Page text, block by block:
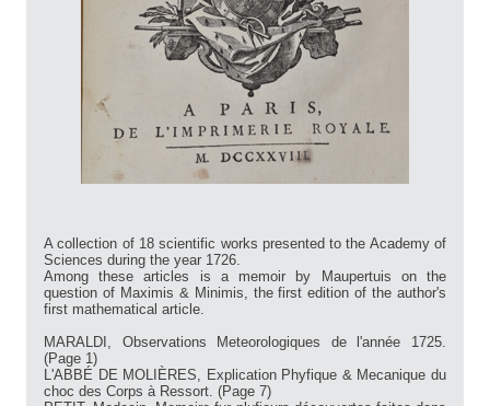
A collection of 18 scientific works presented to the Academy of
Sciences during the year 1726.
Among these articles is a memoir by Maupertuis on the
question of Maximis & Minimis, the first edition of the author's
first mathematical article.
MARALDI, Observations Meteorologiques de l'année 1725.
(Page 1)
L'ABBÉ DE MOLIÈRES, Explication Phyfique & Mecanique du
choc des Corps à Ressort. (Page 7)